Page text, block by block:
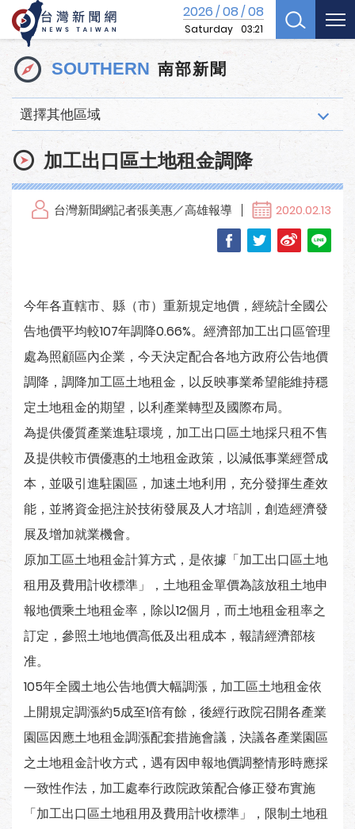
2026/08/08
Saturday 03:21
SOUTHERN 南部新聞
選擇其他區域
加工出口區土地租金調降
台灣新聞網記者張美惠／高雄報導 2020.02.13
今年各直轄市、縣（市）重新規定地價，經統計全國公
告地價平均較107年調降0.66%。經濟部加工出口區管理
處為照顧區內企業，今天決定配合各地方政府公告地價
調降，調降加工區土地租金，以反映事業希望能維持穩
定土地租金的期望，以利產業轉型及國際布局。
為提供優質產業進駐環境，加工出口區土地採只租不售
及提供較市價優惠的土地租金政策，以減低事業經營成
本，並吸引進駐園區，加速土地利用，充分發揮生產效
能，並將資金挹注於技術發展及人才培訓，創造經濟發
展及增加就業機會。
原加工區土地租金計算方式，是依據「加工出口區土地
租用及費用計收標準」，土地租金單價為該放租土地申
報地價乘土地租金率，除以12個月，而土地租金租率之
訂定，參照土地地價高低及出租成本，報請經濟部核
准。
105年全國土地公告地價大幅調漲，加工區土地租金依
上開規定調漲約5成至1倍有餘，後經行政院召開各產業
園區因應土地租金調漲配套措施會議，決議各產業園區
之土地租金計收方式，遇有因申報地價調整情形時應採
一致性作法，加工處奉行政院政策配合修正發布實施
「加工出口區土地租用及費用計收標準」，限制土地租